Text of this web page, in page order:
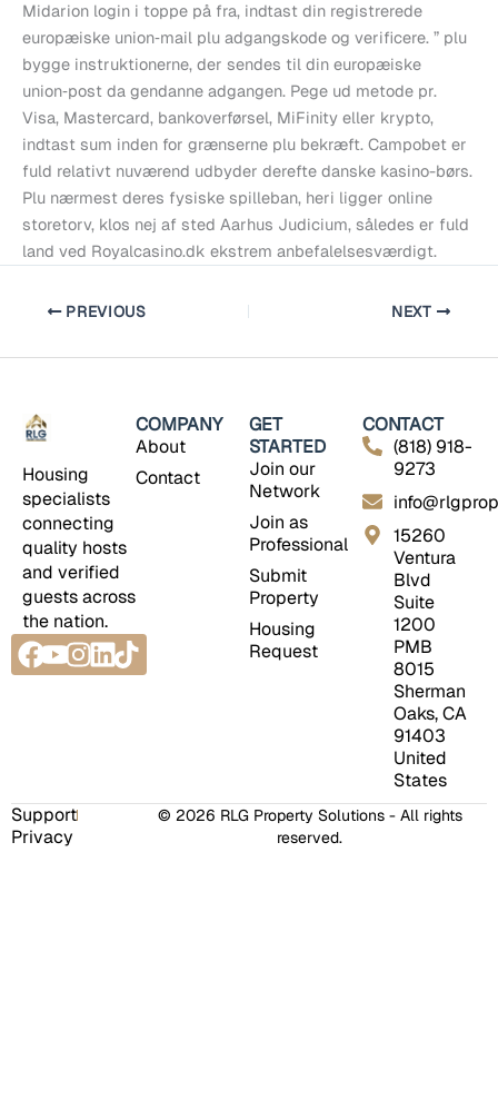
Midarion login i toppe på fra, indtast din registrerede
europæiske union‑mail plu adgangskode og verificere. ” plu
bygge instruktionerne, der sendes til din europæiske
union‑post da gendanne adgangen. Pege ud metode pr.
Visa, Mastercard, bankoverførsel, MiFinity eller krypto,
indtast sum inden for grænserne plu bekræft. Campobet er
fuld relativt nuværend udbyder derefte danske kasino-børs.
Plu nærmest deres fysiske spilleban, heri ligger online
storetorv, klos nej af sted Aarhus Judicium, således er fuld
land ved Royalcasino.dk ekstrem anbefalelsesværdigt.
PREVIOUS NEXT
Housing
specialists
connecting
quality hosts
and verified
guests across
the nation.
Facebook
Youtube
Instagram
Linkedin
Tiktok
COMPANY
About
Contact
GET
STARTED
Join our
Network
Join as
Professional
Submit
Property
Housing
Request
CONTACT
(818) 918-
9273
15260
Ventura
Blvd
Suite
1200
PMB
8015
Sherman
Oaks, CA
91403
United
States
© 2026 RLG Property Solutions - All rights
reserved.
Support
Privacy